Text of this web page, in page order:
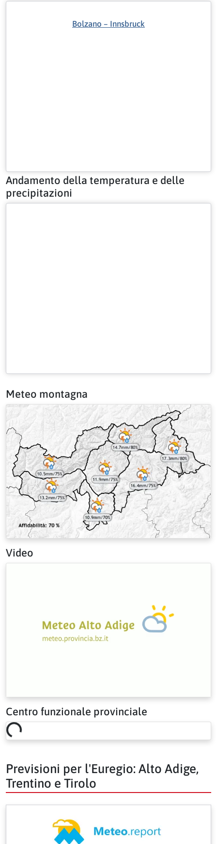
Bolzano – Innsbruck
Andamento della temperatura e delle
precipitazioni
Meteo montagna
Video
Centro funzionale provinciale
Loading risk overview…
Previsioni per l'Euregio: Alto Adige,
Trentino e Tirolo